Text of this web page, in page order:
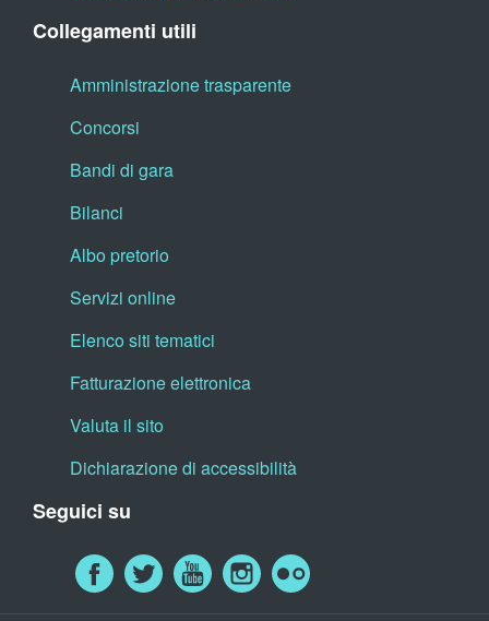
Collegamenti utili
Amministrazione trasparente
Concorsi
Bandi di gara
Bilanci
Albo pretorio
Servizi online
Elenco siti tematici
Fatturazione elettronica
Valuta il sito
Dichiarazione di accessibilità
Seguici su